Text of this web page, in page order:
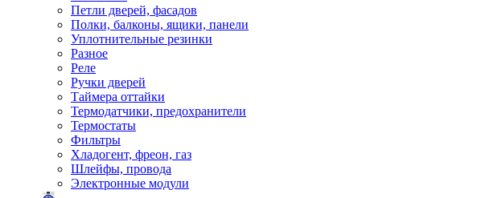
Петли дверей, фасадов
Полки, балконы, ящики, панели
Уплотнительные резинки
Разное
Реле
Ручки дверей
Таймера оттайки
Термодатчики, предохранители
Термостаты
Фильтры
Хладогент, фреон, газ
Шлейфы, провода
Электронные модули